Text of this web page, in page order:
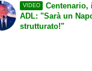
VIDEO
ADL: "Sarà un
strutturato!"